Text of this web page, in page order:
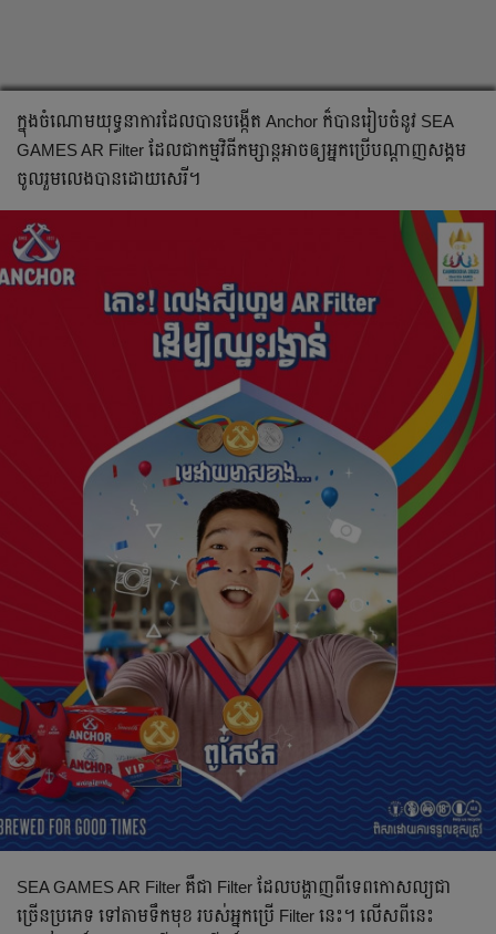
ក្នុងចំណោមយុទ្ធនាការដែលបាន​បង្កើត Anchor ក៏បានរៀបចំ​នូវ SEA
GAMES AR Filter ដែលជាកម្មវិធីកម្សាន្តអាចឲ្យអ្នកប្រើបណ្ដាញសង្គម​
ចូលរួមលេងបាន​ដោយសេរី។
SEA GAMES AR Filter គឺជា Filter ដែលបង្ហាញពីទេពកោសល្យជា
ច្រើនប្រភេទ ទៅតាមទឹកមុខ របស់អ្នកប្រើ Filter នេះ។ លើសពីនេះ